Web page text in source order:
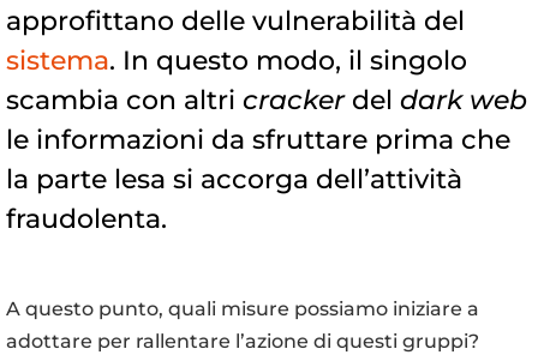
approfittano delle vulnerabilità del
sistema. In questo modo, il singolo
scambia con altri crackerdel dark web
le informazioni da sfruttare prima che
la parte lesa si accorga dell’attività
fraudolenta.
A questo punto, quali misure possiamo iniziare a
adottare per rallentare l’azione di questi gruppi?